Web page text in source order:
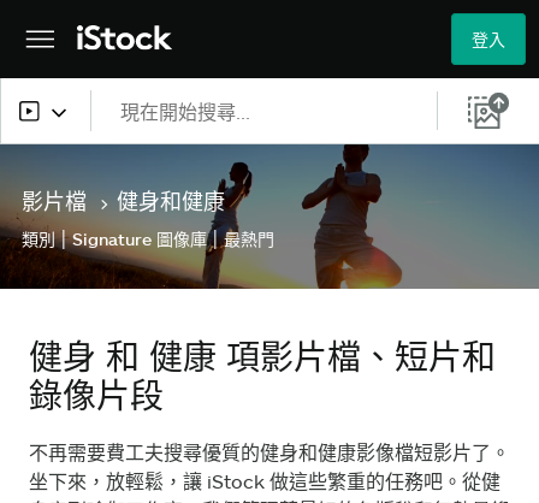
登入
照片
向量圖形
影片檔 > 健身和健康
類別 | Signature 圖像庫 | 最熱門
健身 和 健康 項影片檔、短片和
錄像片段
不再需要費工夫搜尋優質的健身和健康影像檔短影片了。
坐下來，放輕鬆，讓 iStock 做這些繁重的任務吧。從健